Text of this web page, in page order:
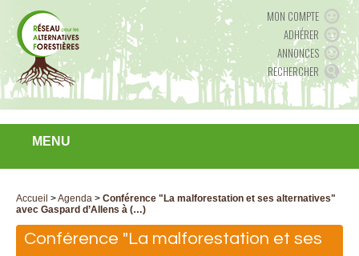
MON COMPTE
ADHÉRER
ANNONCES
RECHERCHER
MENU
Accueil >Agenda > Conférence "La malforestation et ses alternatives"
avec Gaspard d’Allens à (…)
Conférence "La malforestation et ses